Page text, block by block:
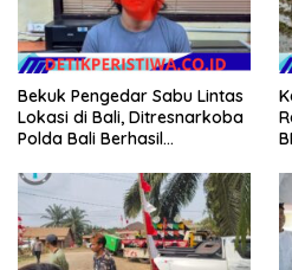
Bekuk Pengedar Sabu Lintas
Lokasi di Bali, Ditresnarkoba
Polda Bali Berhasil
Seberat 123 Gram Lebih